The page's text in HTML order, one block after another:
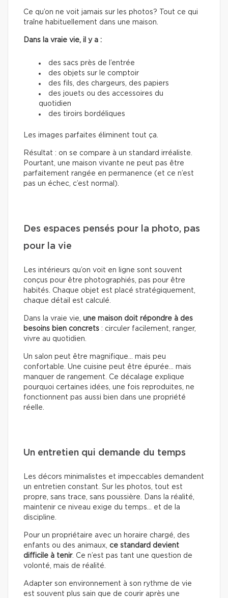
Ce qu’on ne voit jamais sur les photos? Tout ce qui
traîne habituellement dans une maison.
Dans la vraie vie, il y a :
des sacs près de l’entrée
des objets sur le comptoir
des fils, des chargeurs, des papiers
des jouets ou des accessoires du
quotidien
des tiroirs bordéliques
Les images parfaites éliminent tout ça.
Résultat : on se compare à un standard irréaliste.
Pourtant, une maison vivante ne peut pas être
parfaitement rangée en permanence (et ce n’est
pas un échec, c’est normal).
Des espaces pensés pour la photo, pas
pour la vie
Les intérieurs qu’on voit en ligne sont souvent
conçus pour être photographiés, pas pour être
habités. Chaque objet est placé stratégiquement,
chaque détail est calculé.
Dans la vraie vie, une maison doit répondre à des
besoins bien concrets : circuler facilement, ranger,
vivre au quotidien.
Un salon peut être magnifique… mais peu
confortable. Une cuisine peut être épurée… mais
manquer de rangement. Ce décalage explique
pourquoi certaines idées, une fois reproduites, ne
fonctionnent pas aussi bien dans une propriété
réelle.
Un entretien qui demande du temps
Les décors minimalistes et impeccables demandent
un entretien constant. Sur les photos, tout est
propre, sans trace, sans poussière. Dans la réalité,
maintenir ce niveau exige du temps… et de la
discipline.
Pour un propriétaire avec un horaire chargé, des
enfants ou des animaux, ce standard devient
difficile à tenir. Ce n’est pas tant une question de
volonté, mais de réalité.
Adapter son environnement à son rythme de vie
est souvent plus sain que de courir après une